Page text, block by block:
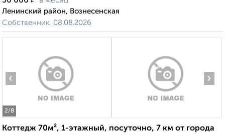
Ленинский район, Вознесенская
Собственник, 08.08.2026
2/8
‹ ›
Коттедж 70м², 1-этажный, посуточно, 7 км от города